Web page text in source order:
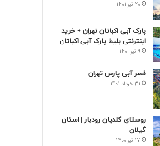
20 تیر 1401
پارک آبی اکباتان تهران + خرید
اینترنتی بلیط پارک آبی اکباتان
9 تیر 1401
قصر آبی پارس تهران
31 خرداد 1401
روستای گلدیان رودبار | استان
گیلان
17 تیر 1400